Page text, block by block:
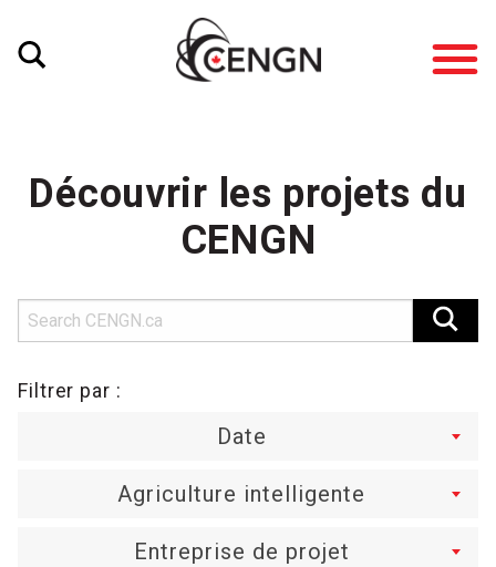
Découvrir les projets du
CENGN
Filtrer par :
Date
Agriculture intelligente
Entreprise de projet